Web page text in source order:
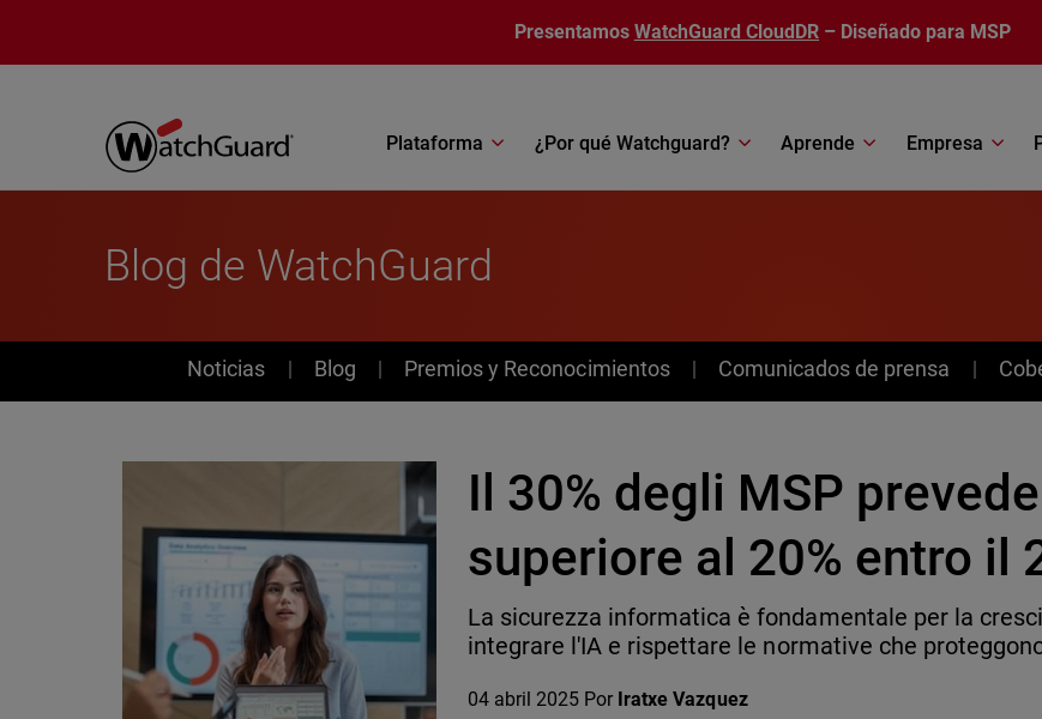
Presentamos WatchGuard CloudDR – Diseñado para MSP
Plataforma ¿Por qué Watchguard? Aprende Empresa
Blog de WatchGuard
News
Noticias Blog Premios y Reconocimientos Comunicados de prensa
Il 30% degli MSP
superiore al 20% entro il
La sicurezza informatica è fondamentale per la
integrare l'IA e rispettare le normative che
04 abril 2025 Por Iratxe Vazquez